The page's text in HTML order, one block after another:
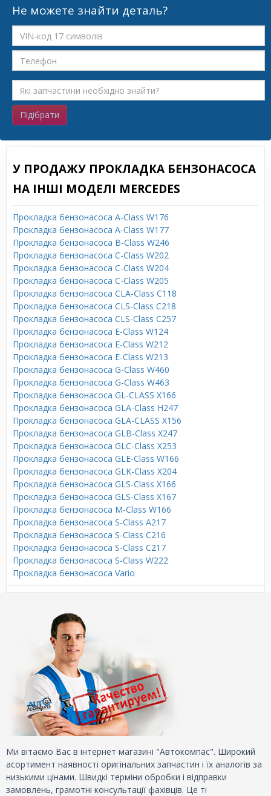
Не можете знайти деталь?
Підібрати
У ПРОДАЖУ ПРОКЛАДКА БЕНЗОНАСОСА
НА ІНШІ МОДЕЛІ MERCEDES
Прокладка бензонасоса A-Class W176
Прокладка бензонасоса A-Class W177
Прокладка бензонасоса B-Class W246
Прокладка бензонасоса C-Class W202
Прокладка бензонасоса C-Class W204
Прокладка бензонасоса C-Class W205
Прокладка бензонасоса CLA-Class C118
Прокладка бензонасоса CLS-Class C218
Прокладка бензонасоса CLS-Class C257
Прокладка бензонасоса E-Class W124
Прокладка бензонасоса E-Class W212
Прокладка бензонасоса E-Class W213
Прокладка бензонасоса G-Class W460
Прокладка бензонасоса G-Class W463
Прокладка бензонасоса GL-CLASS X166
Прокладка бензонасоса GLA-Class H247
Прокладка бензонасоса GLA-CLASS X156
Прокладка бензонасоса GLB-Class X247
Прокладка бензонасоса GLC-Class X253
Прокладка бензонасоса GLE-Class W166
Прокладка бензонасоса GLK-Class X204
Прокладка бензонасоса GLS-Class X166
Прокладка бензонасоса GLS-Class X167
Прокладка бензонасоса M-Class W166
Прокладка бензонасоса S-Class A217
Прокладка бензонасоса S-Class C216
Прокладка бензонасоса S-Class C217
Прокладка бензонасоса S-Class W222
Прокладка бензонасоса Vario
Ми вітаємо Вас в інтернет магазині "Автокомпас". Широкий
асортимент наявності оригінальних запчастин і їх аналогів за
низькими цінами. Швидкі терміни обробки і відправки
замовлень, грамотні консультації фахівців. Це ті